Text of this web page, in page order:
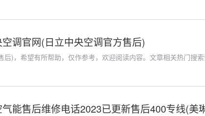
空调官网(日立中央空调官方售后)
后)，希望有所帮助，仅作参考，欢迎阅读内容。文章相关热门搜
能售后维修电话2023已更新售后400专线(美